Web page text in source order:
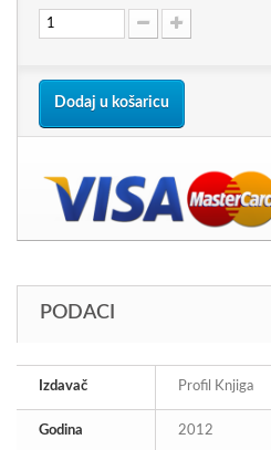
Dodaj u košaricu
PODACI
Izdavač Profil Knjiga
Godina 2012